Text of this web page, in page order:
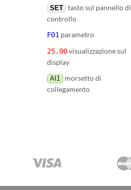
SET
tasto sul pannello di
controllo
F01 parametro
25.00visualizzazione sul
display
AI1
morsetto di
collegamento